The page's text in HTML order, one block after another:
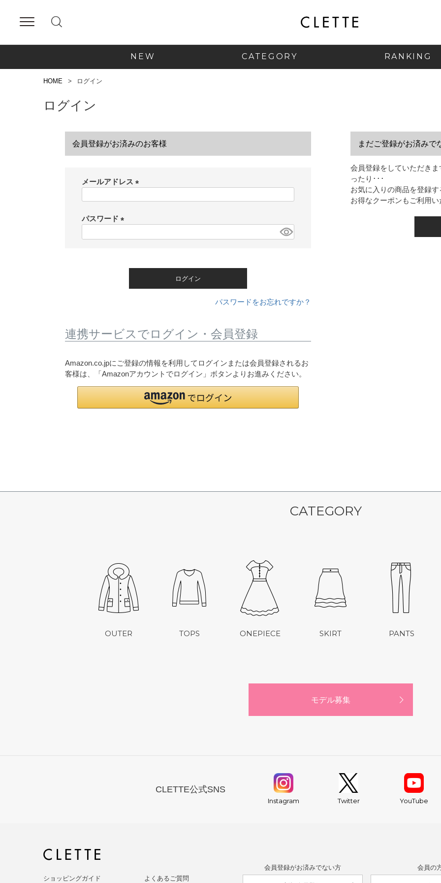
NEW CATEGORY RANKING
HOME ログイン
ログイン
会員登録がお済みのお客様
メールアドレス
パスワード
ログイン
パスワードをお忘れですか？
連携サービスでログイン・会員登録
Amazon.co.jpにご登録の情報を利用してログインまたは会員登録されるお
客様は、「Amazonアカウントでログイン」ボタンよりお進みください。
まだご登録がお済みで
会員登録をしていただき
ったり･･･
お気に入りの商品を登録
お得なクーポンもご利用
CATEGORY
OUTER TOPS ONEPIECE SKIRT PANTS
モデル募集
CLETTE公式SNS
Instagram Twitter YouTube
会員登録がお済みでない方 会員の
ショッピングガイド よくあるご質問